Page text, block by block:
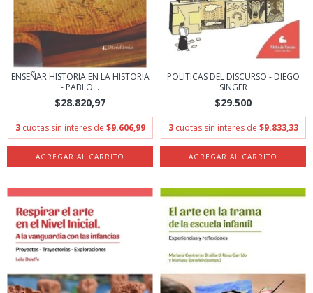
ENSEÑAR HISTORIA EN LA HISTORIA
- PABLO...
$28.820,97
3 cuotas sin interés de $9.606,99
POLITICAS DEL DISCURSO - DIEGO
SINGER
$29.500
3 cuotas sin interés de $9.833,33